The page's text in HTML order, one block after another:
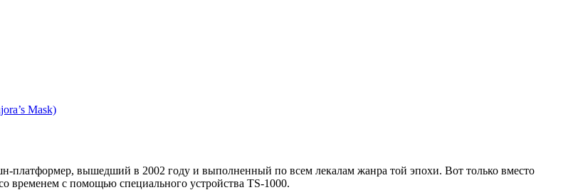
Mask)
платформер, вышедший в 2002 году и выполненный по всем лекалам жанра той эпохи. Вот только вместо
временем с помощью специального устройства TS-1000.